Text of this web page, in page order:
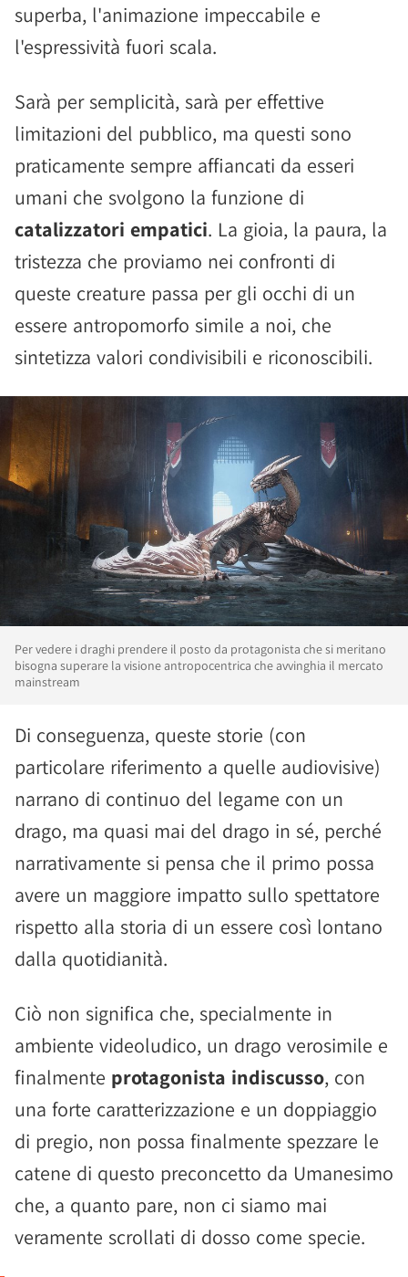
superba, l'animazione impeccabile e
l'espressività fuori scala.
Sarà per semplicità, sarà per effettive
limitazioni del pubblico, ma questi sono
praticamente sempre affiancati da esseri
umani che svolgono la funzione di
catalizzatori empatici. La gioia, la paura, la
tristezza che proviamo nei confronti di
queste creature passa per gli occhi di un
essere antropomorfo simile a noi, che
sintetizza valori condivisibili e riconoscibili.
Per vedere i draghi prendere il posto da protagonista che si meritano
bisogna superare la visione antropocentrica che avvinghia il mercato
mainstream
Di conseguenza, queste storie (con
particolare riferimento a quelle audiovisive)
narrano di continuo del legame con un
drago, ma quasi mai del drago in sé, perché
narrativamente si pensa che il primo possa
avere un maggiore impatto sullo spettatore
rispetto alla storia di un essere così lontano
dalla quotidianità.
Ciò non significa che, specialmente in
ambiente videoludico, un drago verosimile e
finalmente protagonista indiscusso, con
una forte caratterizzazione e un doppiaggio
di pregio, non possa finalmente spezzare le
catene di questo preconcetto da Umanesimo
che, a quanto pare, non ci siamo mai
veramente scrollati di dosso come specie.